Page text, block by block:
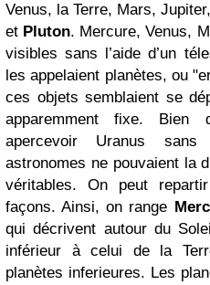
Venus, la Terre, Mars,
et Pluton. Mercure, Venus,
visibles sans l’aide d’un
les appelaient planètes, ou
ces objets semblaient se
apparemment fixe. Bien
apercevoir Uranus
astronomes ne pouvaient la
véritables. On peut
façons. Ainsi, on range
qui décrivent autour du
inférieur à celui de la
planètes inferieures. Les